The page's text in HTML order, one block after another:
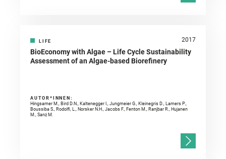
LIFE 2017
BioEconomy with Algae – Life Cycle Sustainability
Assessment of an Algae-based Biorefinery
AUTOR*INNEN:
Hingsamer M., Bird D.N., Kaltenegger I., Jungmeier G., Kleinegris D., Lamers P.,
Boussiba S., Rodolfi, L., Norsker N.H., Jacobs F., Fenton M., Ranjbar R., Hujanen
M., Sanz M.